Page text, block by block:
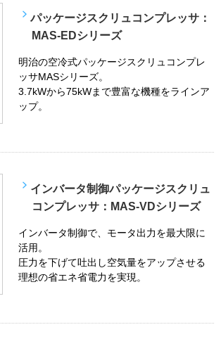
パッケージスクリュコンプレッサ：
MAS-EDシリーズ
明治の空冷式パッケージスクリュコンプレ
ッサMASシリーズ。
3.7kWから75kWまで豊富な機種をラインア
ップ。
インバータ制御パッケージスクリュ
コンプレッサ：MAS-VDシリーズ
インバータ制御で、モータ出力を最大限に
活用。
圧力を下げて吐出し空気量をアップさせる
理想の省エネ省電力を実現。